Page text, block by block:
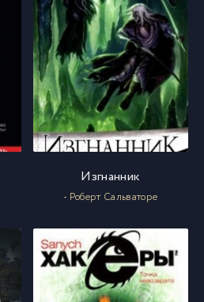
Изгнанник
- Роберт Сальваторе